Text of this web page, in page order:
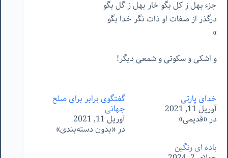
جزء بهل ز کل بگو خار بهل ز گل بگو
درگذر از صفات او ذات نگر خدا بگو
»
و اشکی و سکوتی و شمعی دیگر!
خدای پارتی
آوریل 11, 2021
در «قدیمی»
گفتگوی برابر برای صلح
جهانی
آوریل 11, 2021
در «بدون دسته‌بندی»
باده ای رنگین